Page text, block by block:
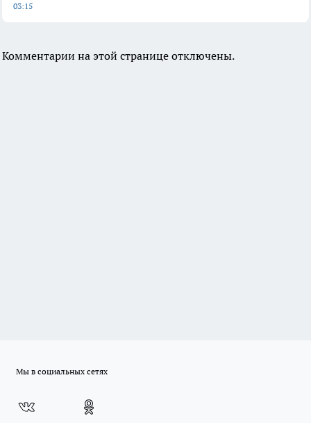
03:15
Комментарии на этой странице отключены.
Мы в социальных сетях